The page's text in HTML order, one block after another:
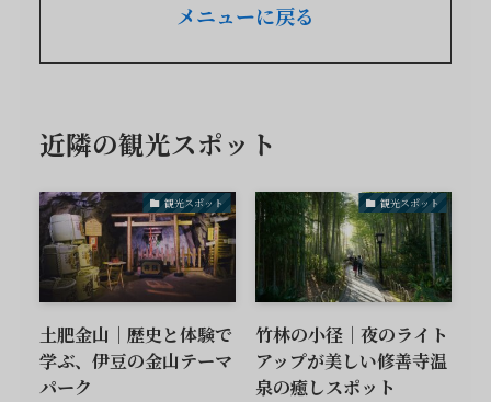
メニューに戻る
近隣の観光スポット
観光スポット
土肥金山｜歴史と体験で
学ぶ、伊豆の金山テーマ
パーク
観光スポット
竹林の小径｜夜のライト
アップが美しい修善寺温
泉の癒しスポット